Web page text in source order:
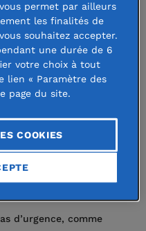
et les
soumis à de profondes
écologique ou le
qui prend trop souvent le
pour agir
d’urgence, comme
permet par ailleurs
les finalités de
souhaitez accepter.
une durée de 6
votre choix à tout
lien « Paramètre des
page du site.
COOKIES